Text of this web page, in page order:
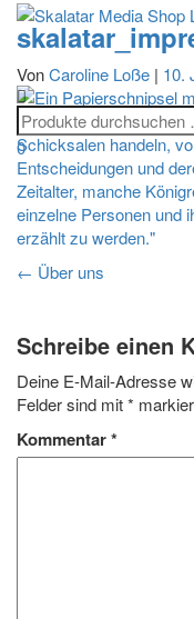
0
VonCaroline Loße | 10.
← Über uns
Schreibe einen
Deine E-Mail-Adresse
Felder sind mit*
Kommentar*